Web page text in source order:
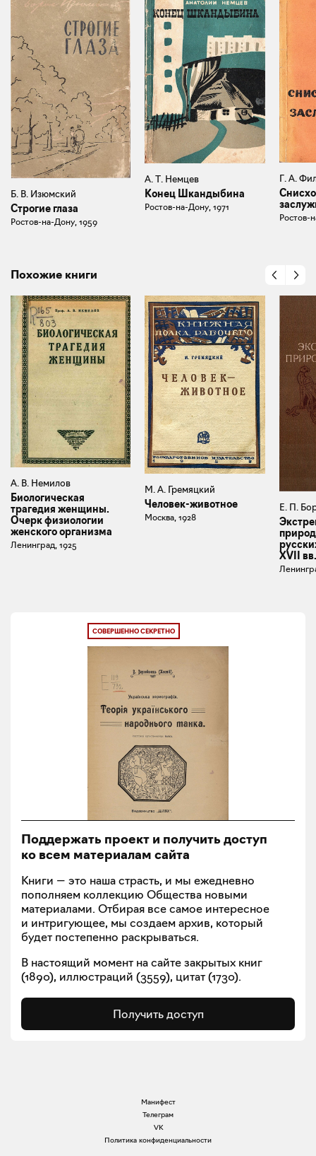
Б. В. Изюмский
Строгие глаза
Ростов-на-Дону, 1959
А. Т. Немцев
Конец Шкандыбина
Ростов-на-Дону, 1971
Г. А.
Ростов-
Похожие книги
А. В. Немилов
Биологическая
трагедия женщины.
Очерк физиологии
женского организма
Ленинград, 1925
М. А. Гремяцкий
Человек-животное
Москва, 1928
Е. П.
XVII вв.
СОВЕРШЕННО СЕКРЕТНО
Поддержать проект и получить доступ
ко всем материалам сайта
Книги — это наша страсть, и мы ежедневно
пополняем коллекцию Общества новыми
материалами. Отбирая все самое интересное
и интригующее, мы создаем архив, который
будет постепенно раскрываться.
В настоящий момент на сайте закрытых книг
(1890), иллюстраций (3559), цитат (1730).
Получить доступ
Манифест
Телеграм
VK
Политика конфиденциальности